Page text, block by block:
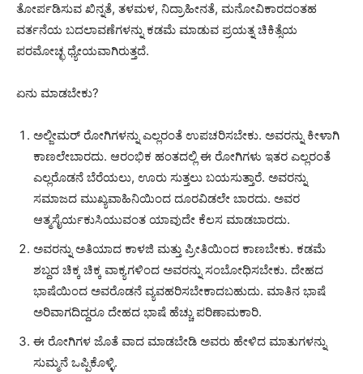
ತೋರ್ಪಡಿಸುವ ಖಿನ್ನತೆ, ತಳಮಳ, ನಿದ್ರಾಹೀನತೆ, ಮನೋವಿಕಾರದಂತಹ
ವರ್ತನೆಯ ಬದಲಾವಣೆಗಳನ್ನು ಕಡಮೆ ಮಾಡುವ ಪ್ರಯತ್ನ ಚಿಕಿತ್ಸೆಯ
ಪರಮೋಚ್ಛ ಧ್ಯೇಯವಾಗಿರುತ್ತದೆ.
ಏನು ಮಾಡಬೇಕು?
ಅಲ್ಜೀಮರ್ ರೋಗಿಗಳನ್ನು ಎಲ್ಲರಂತೆ ಉಪಚರಿಸಬೇಕು. ಅವರನ್ನು ಕೀಳಾಗಿ
ಕಾಣಲೇಬಾರದು. ಆರಂಭಿಕ ಹಂತದಲ್ಲಿ ಈ ರೋಗಿಗಳು ಇತರ ಎಲ್ಲರಂತೆ
ಎಲ್ಲರೊಡನೆ ಬೆರೆಯಲು, ಊರು ಸುತ್ತಲು ಬಯಸುತ್ತಾರೆ. ಅವರನ್ನು
ಸಮಾಜದ ಮುಖ್ಯವಾಹಿನಿಯಿಂದ ದೂರವಿಡಲೇ ಬಾರದು. ಅವರ
ಆತ್ಮಸೈರ್ಯಕುಸಿಯುವಂತ ಯಾವುದೇ ಕೆಲಸ ಮಾಡಬಾರದು.
ಅವರನ್ನು ಅತಿಯಾದ ಕಾಳಜಿ ಮತ್ತು ಪ್ರೀತಿಯಿಂದ ಕಾಣಬೇಕು. ಕಡಮೆ
ಶಬ್ದದ ಚಿಕ್ಕ ಚಿಕ್ಕ ವಾಕ್ಯಗಳಿಂದ ಅವರನ್ನು ಸಂಬೋಧಿಸಬೇಕು. ದೇಹದ
ಭಾಷೆಯಿಂದ ಅವರೊಡನೆ ವ್ಯವಹರಿಸಬೇಕಾದಬಹುದು. ಮಾತಿನ ಭಾಷೆ
ಅರಿವಾಗದಿದ್ದರೂ ದೇಹದ ಭಾಷೆ ಹೆಚ್ಚು ಪರಿಣಾಮಕಾರಿ.
ಈ ರೋಗಿಗಳ ಜೊತೆ ವಾದ ಮಾಡಬೇಡಿ ಅವರು ಹೇಳಿದ ಮಾತುಗಳನ್ನು
ಸುಮ್ಮನೆ ಒಪ್ಪಿಕೊಳ್ಳಿ.